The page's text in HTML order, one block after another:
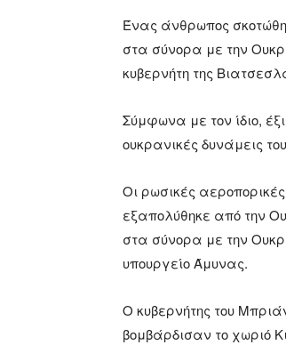
Ένας άνθρωπος
στα σύνορα με την
κυβερνήτη της
Σύμφωνα με τον ίδιο,
ουκρανικές δυνάμεις
Οι ρωσικές
εξαπολύθηκε από την
στα σύνορα με την
υπουργείο Άμυνας.
Ο κυβερνήτης του
βομβάρδισαν το χωριό